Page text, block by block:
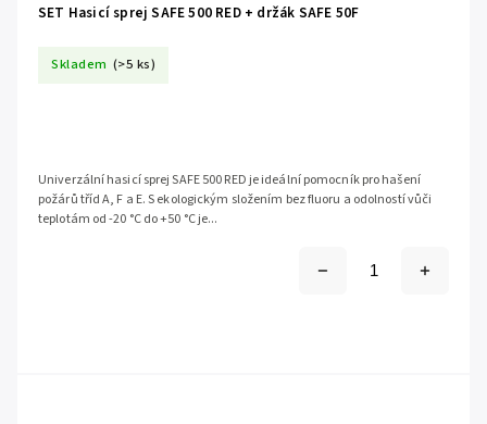
SET Hasicí sprej SAFE 500 RED + držák SAFE 50F
Skladem (>5 ks)
Univerzální hasicí sprej SAFE 500 RED je ideální pomocník pro hašení
požárů tříd A, F a E. S ekologickým složením bez fluoru a odolností vůči
teplotám od -20 °C do +50 °C je...